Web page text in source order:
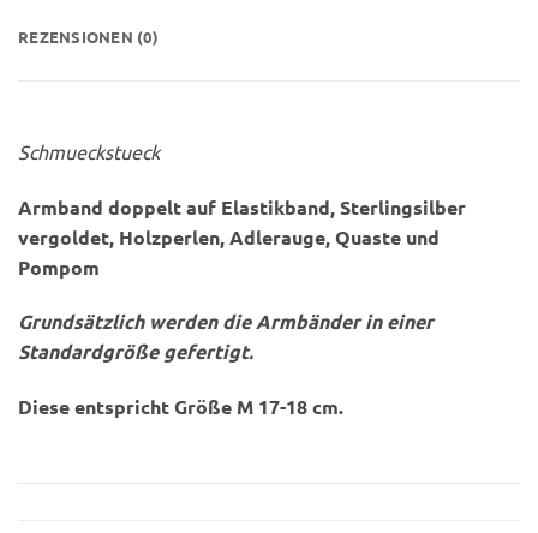
REZENSIONEN (0)
Schmueckstueck
Armband doppelt auf Elastikband, Sterlingsilber
vergoldet, Holzperlen, Adlerauge, Quaste und
Pompom
Grundsätzlich werden die Armbänder in einer
Standardgröße gefertigt.
Diese entspricht Größe M 17-18 cm.